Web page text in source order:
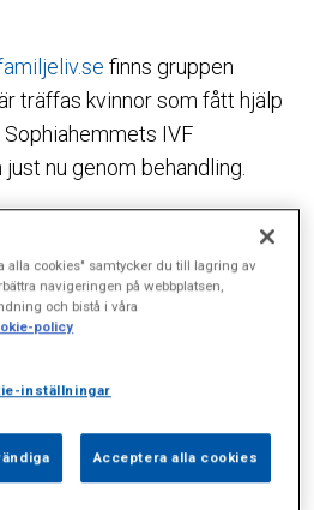
finns gruppen
träffas kvinnor som fått hjälp
IVF
nu genom behandling.
startades av Carina
2006 frågade hon om det
som gick igenom IVF på
det skulle vara roligt att få
och jämföra behandlingar
alla cookies" samtycker du till lagring av
navigeringen på webbplatsen,
och bistå i våra
policy
inställningar
Acceptera alla cookies